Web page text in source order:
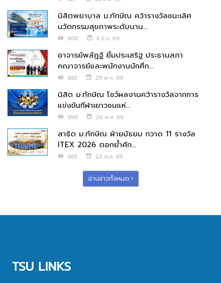
นิสิตพยาบาล ม.ทักษิณ คว้ารางวัลชนะเลิศ
นวัตกรรมสุขภาพระดับนาน...
600 4 มิ.ย. 69
อาจารย์พลัฏฐ์ ยิ้มประเสริฐ ประธานสภา
คณาจารย์และพนักงานนักศึก...
663 29 พ.ค. 69
นิสิต ม.ทักษิณ โชว์ผลงานคว้ารางวัลจากการ
แข่งขันกีฬาเยาวชนแห่...
599 26 พ.ค. 69
สาธิต ม.ทักษิณ ฝ่ายมัธยม กวาด 11 รางวัล
ITEX 2026 ตอกย้ำศัก...
663 22 พ.ค. 69
อ่านข่าวทั้งหมด
TSU LINKS